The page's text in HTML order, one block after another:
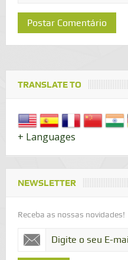
TRANSLATE TO
+ Languages
NEWSLETTER
Receba as nossas novidades!